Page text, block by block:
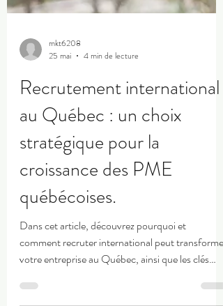
mkt6208
25 mai
4 min de lecture
Recrutement international
au Québec : un choix
stratégique pour la
croissance des PME
québécoises.